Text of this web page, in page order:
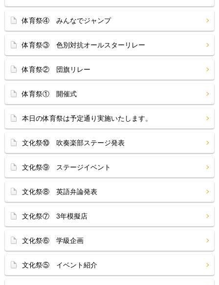
体育祭④ みんなでジャンプ
体育祭③ 色別対抗オールスターリレー
体育祭② 団旗リレー
体育祭① 開催式
本日の体育祭は予定通り実施いたします。
文化祭⑩ 吹奏楽部ステージ発表
文化祭⑨ ステージイベント
文化祭⑧ 英語弁論発表
文化祭⑦ 3年模擬店
文化祭⑥ 学級企画
文化祭⑤ イベント紹介